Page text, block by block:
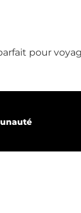
pour